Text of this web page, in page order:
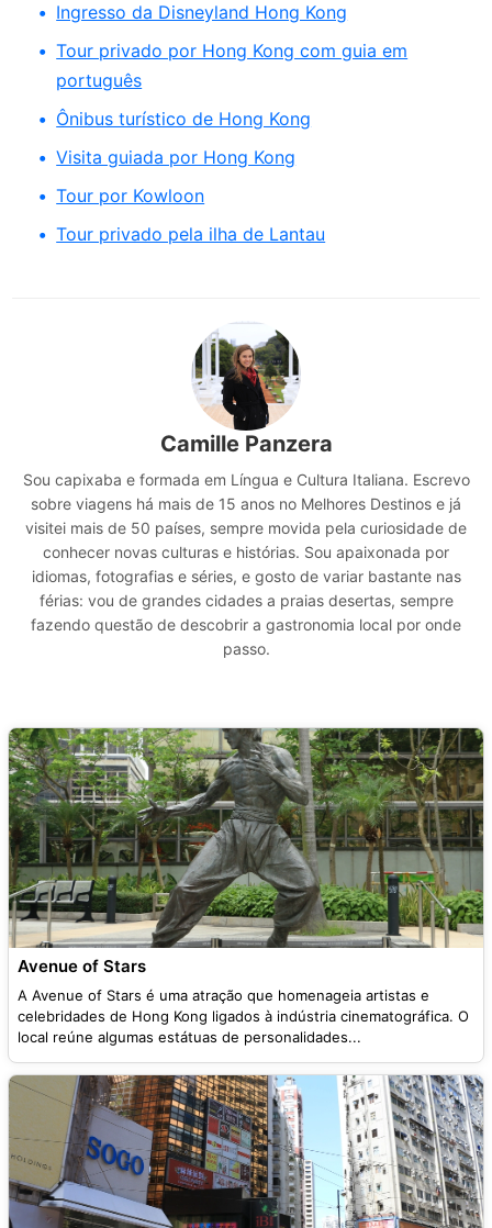
Ingresso da Disneyland Hong Kong
Tour privado por Hong Kong com guia em
português
Ônibus turístico de Hong Kong
Visita guiada por Hong Kong
Tour por Kowloon
Tour privado pela ilha de Lantau
Camille Panzera
Sou capixaba e formada em Língua e Cultura Italiana. Escrevo
sobre viagens há mais de 15 anos no Melhores Destinos e já
visitei mais de 50 países, sempre movida pela curiosidade de
conhecer novas culturas e histórias. Sou apaixonada por
idiomas, fotografias e séries, e gosto de variar bastante nas
férias: vou de grandes cidades a praias desertas, sempre
fazendo questão de descobrir a gastronomia local por onde
passo.
Avenue of Stars
A Avenue of Stars é uma atração que homenageia artistas e
celebridades de Hong Kong ligados à indústria cinematográfica. O
local reúne algumas estátuas de personalidades...